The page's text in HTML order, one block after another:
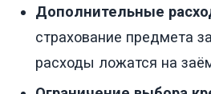
Дополнительные
страхование предмета
расходы ложатся на